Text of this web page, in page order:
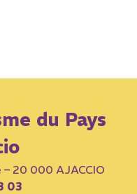
du Pays
20 000 AJACCIO
03